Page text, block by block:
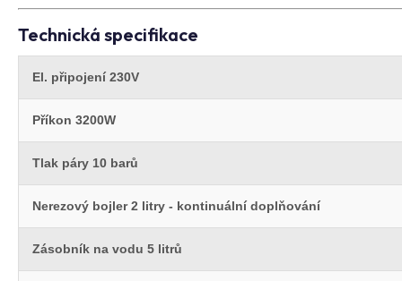
Technická specifikace
El. připojení 230V
Příkon 3200W
Tlak páry 10 barů
Nerezový bojler 2 litry - kontinuální doplňování
Zásobník na vodu 5 litrů